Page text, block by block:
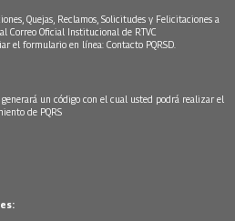
Quejas, Reclamos, Solicitudes y Felicitaciones a
Correo Oficial Institucional de RTVC
el formulario en línea: Contacto PQRSD.
un código con el cual usted podrá realizar el
de PQRS